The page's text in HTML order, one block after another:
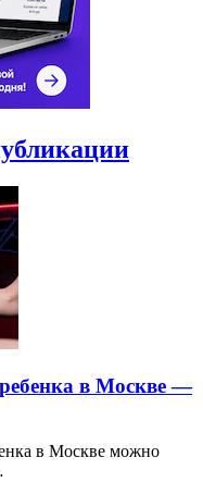
в Москве —
в Москве можно